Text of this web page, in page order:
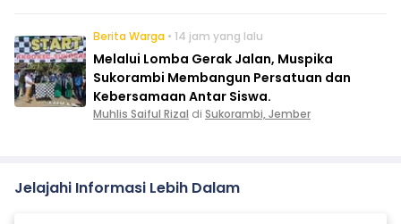
Berita Warga • 14 jam yang lalu
Melalui Lomba Gerak Jalan, Muspika
Sukorambi Membangun Persatuan dan
Kebersamaan Antar Siswa.
Muhlis Saiful Rizal di Sukorambi, Jember
Jelajahi Informasi Lebih Dalam